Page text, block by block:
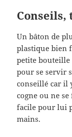
Conseils,
Un bâton de
plastique bien
petite bouteille
pour se servir
conseillé car il
cogne ou ne
facile pour lui
mains.